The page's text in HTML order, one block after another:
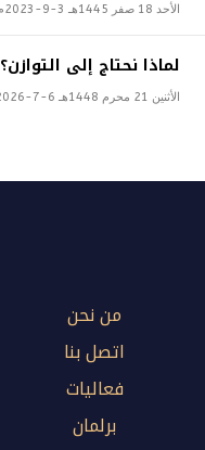
الأحد 18 صفر 1445هـ 3-9-2023م
لماذا نحتاج إلى التوازن؟
الأثنين 21 محرم 1448هـ 6-7-2026م
من نحن
اتصل بنا
فعاليات
برلمان